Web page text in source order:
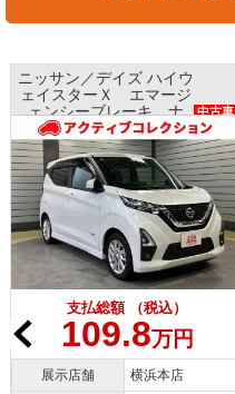
ニッサン／デイズ ハイウ
ェイスターＸ エマージ
ェンシーブレーキ ナ
ビ アラウンドビューモ
ニター インテリキー
中古車
支払総額 （税込）
109.8万円
展示店舗 横浜本店